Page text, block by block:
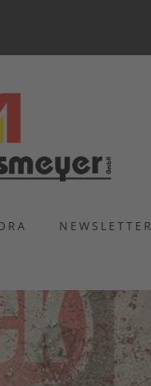
NEWSLETTER